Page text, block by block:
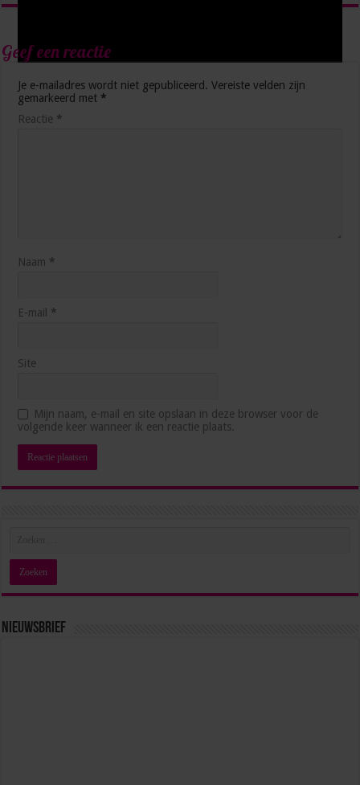
zonder jezelf voorbij te lopen?
juli 1, 2026
Geef een reactie
Je e-mailadres wordt niet gepubliceerd. Vereiste velden zijn
gemarkeerd met *
Reactie *
Naam *
E-mail *
Site
Mijn naam, e-mail en site opslaan in deze browser voor de
volgende keer wanneer ik een reactie plaats.
Nieuwsbrief